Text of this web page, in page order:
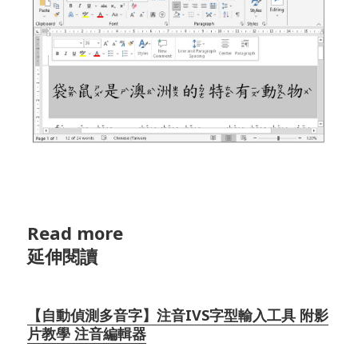
Read more
延伸閱讀
【自動偵測多音字】注音IVS字型輸入工具 附影
片教學 注音編輯器